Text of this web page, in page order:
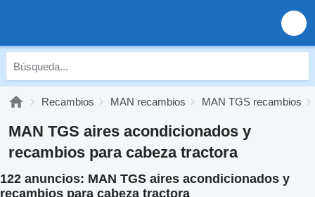
Recambios MAN recambios MAN TGS recambios
MAN TGS aires acondicionados y
recambios para cabeza tractora
122 anuncios: MAN TGS aires acondicionados y
recambios para cabeza tractora